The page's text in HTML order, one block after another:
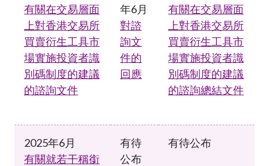
有關在交易層面
上對香港交易所
買賣衍生工具市
場實施投資者識
別碼制度的建議
的諮詢文件
年6月
對諮
詢文
件的
回應
有關在交易層面
上對香港交易所
買賣衍生工具市
場實施投資者識
別碼制度的建議
的諮詢總結文件
2025年6月
有關就若干稱銜
有待
公布
有待公布